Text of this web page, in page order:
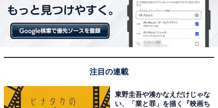
注目の連載
東野圭吾や湊かなえだけじゃな
い、「業と罪」を描く『映画ち